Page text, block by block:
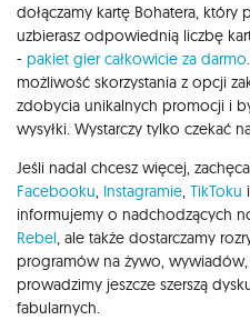
dołączamy kartę Bohatera, który
uzbierasz odpowiednią liczbę
- pakiet gier całkowicie za darmo
możliwość skorzystania z opcji
zdobycia unikalnych promocji i
wysyłki. Wystarczy tylko czekać
Jeśli nadal chcesz więcej,
Facebooku Instagramie TikToku i
informujemy o nadchodzących
Rebel , ale także dostarczamy
programów na żywo,
prowadzimy jeszcze szerszą
fabularnych.